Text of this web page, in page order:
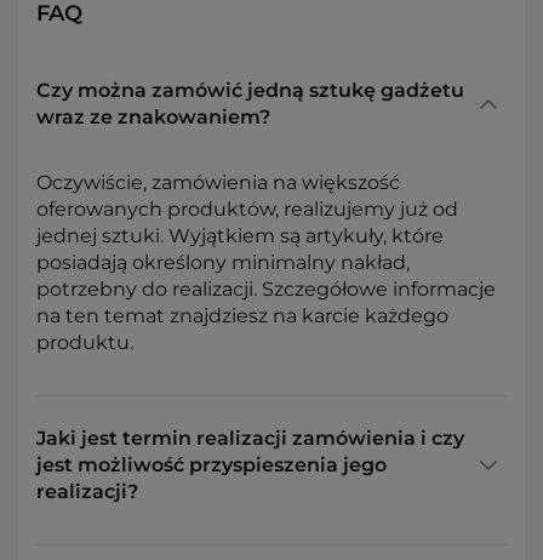
FAQ
Czy można zamówić jedną sztukę gadżetu
wraz ze znakowaniem?
Oczywiście, zamówienia na większość
oferowanych produktów, realizujemy już od
jednej sztuki. Wyjątkiem są artykuły, które
posiadają określony minimalny nakład,
potrzebny do realizacji. Szczegółowe informacje
na ten temat znajdziesz na karcie każdego
produktu.
Jaki jest termin realizacji zamówienia i czy
jest możliwość przyspieszenia jego
realizacji?